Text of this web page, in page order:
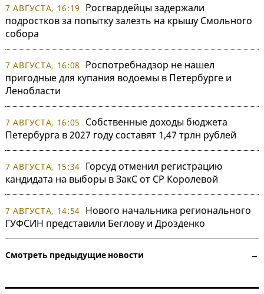
7 АВГУСТА, 16:19
Росгвардейцы задержали
подростков за попытку залезть на крышу Смольного
собора
7 АВГУСТА, 16:08
Роспотребнадзор не нашел
пригодные для купания водоемы в Петербурге и
Ленобласти
7 АВГУСТА, 16:05
Собственные доходы бюджета
Петербурга в 2027 году составят 1,47 трлн рублей
7 АВГУСТА, 15:34 Горсуд отменил регистрацию
кандидата на выборы в ЗакС от СР Королевой
7 АВГУСТА, 14:54 Нового начальника регионального
ГУФСИН представили Беглову и Дрозденко
Смотреть предыдущие новости →